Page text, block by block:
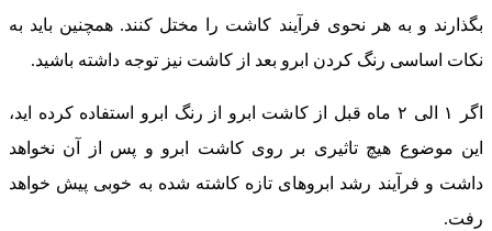
بگذارند و به‌ هر نحوی فرآیند کاشت را مختل کنند. همچنین باید به
نکات اساسی رنگ کردن ابرو بعد از کاشت نیز توجه داشته باشید.
اگر ۱ الی ۲ ماه قبل از کاشت ابرو از رنگ ابرو استفاده کرده ‌اید،
این موضوع هیچ تاثیری بر روی کاشت ابرو و پس از آن نخواهد
داشت و فرآیند رشد ابروهای تازه کاشته شده به ‌خوبی پیش خواهد
رفت.